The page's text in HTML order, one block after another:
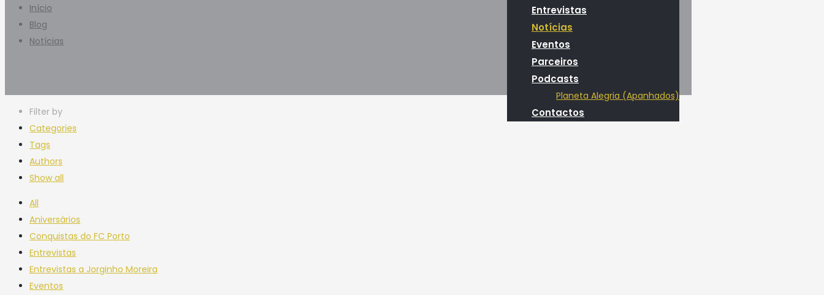
Entrevistas
Notícias
Eventos
Parceiros
Podcasts
Planeta Alegria (Apanhados)
Contactos
Início
Blog
Notícias
Filter by
Categories
Tags
Authors
Show all
All
Aniversários
Conquistas do FC Porto
Entrevistas
Entrevistas a Jorginho Moreira
Eventos